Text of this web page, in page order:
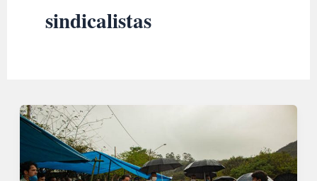
sindicalistas